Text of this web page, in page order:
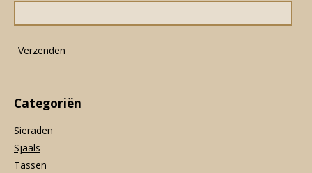
m
Verzenden
Categoriën
Sieraden
Sjaals
Tassen